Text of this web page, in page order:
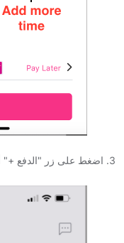
3. اضغط على زر "الدفع +" أو "استرداد الأموال -" لتحديث الوقت.